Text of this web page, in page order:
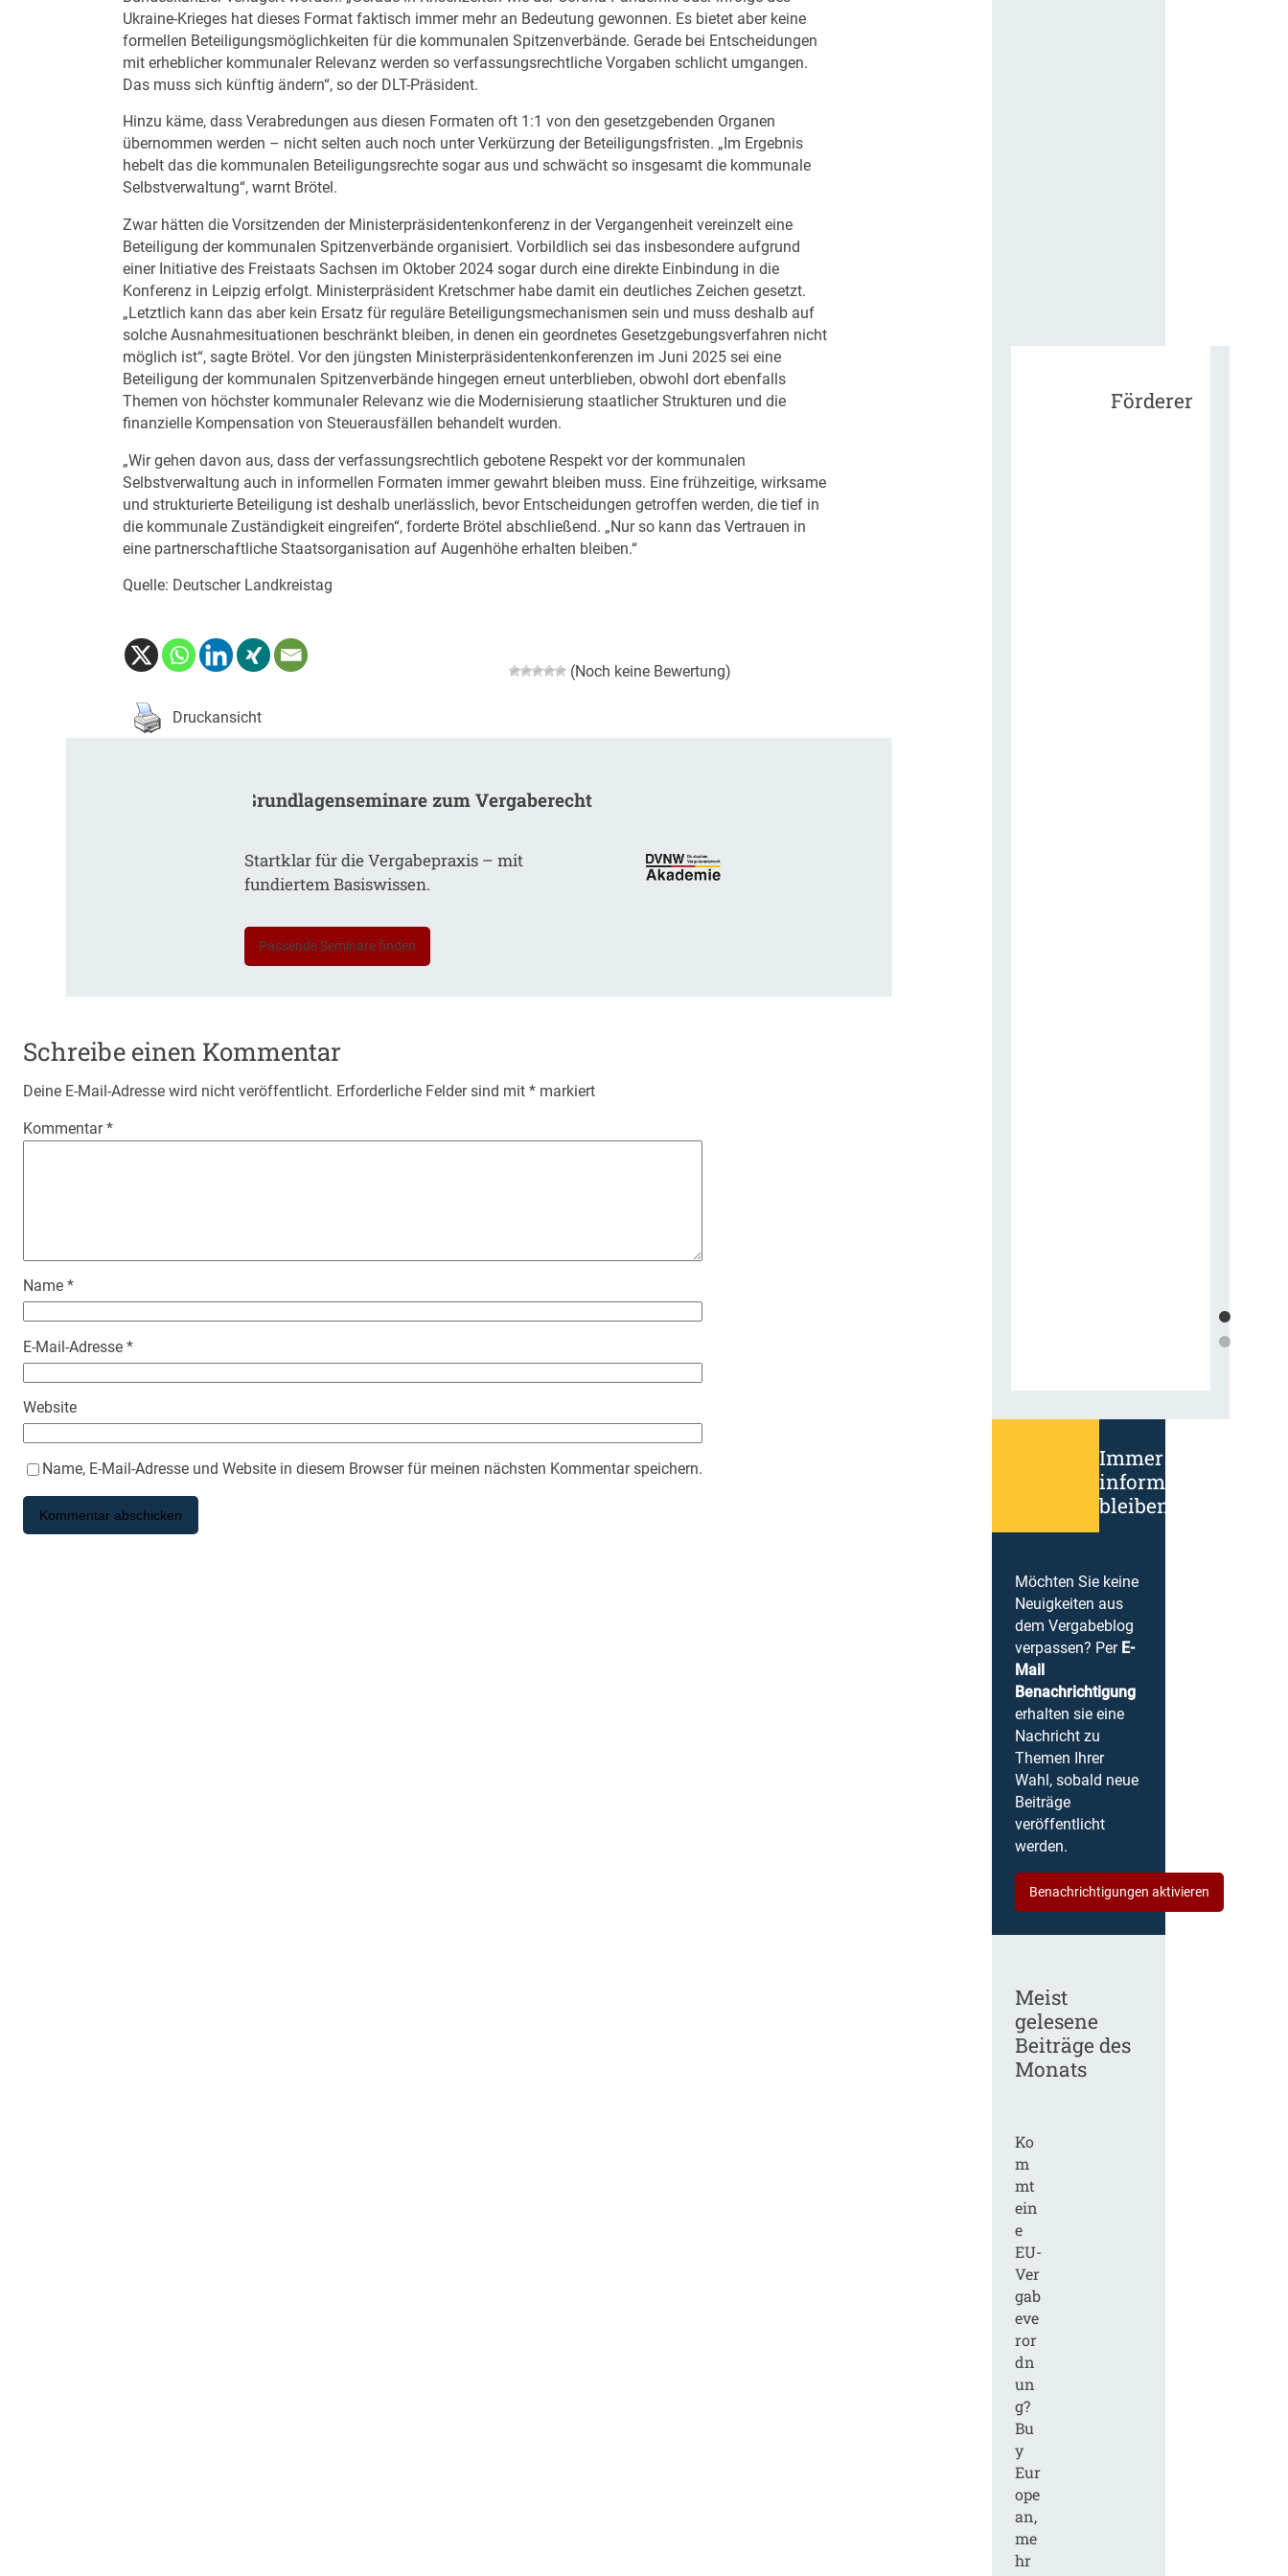
Ukraine-Krieges hat dieses Format faktisch immer mehr an Bedeutung gewonnen. Es bietet aber keine
formellen Beteiligungsmöglichkeiten für die kommunalen Spitzenverbände. Gerade bei Entscheidungen
mit erheblicher kommunaler Relevanz werden so verfassungsrechtliche Vorgaben schlicht umgangen.
Das muss sich künftig ändern“, so der DLT-Präsident.
Hinzu käme, dass Verabredungen aus diesen Formaten oft 1:1 von den gesetzgebenden Organen
übernommen werden – nicht selten auch noch unter Verkürzung der Beteiligungsfristen. „Im Ergebnis
hebelt das die kommunalen Beteiligungsrechte sogar aus und schwächt so insgesamt die kommunale
Selbstverwaltung“, warnt Brötel.
Zwar hätten die Vorsitzenden der Ministerpräsidentenkonferenz in der Vergangenheit vereinzelt eine
Beteiligung der kommunalen Spitzenverbände organisiert. Vorbildlich sei das insbesondere aufgrund
einer Initiative des Freistaats Sachsen im Oktober 2024 sogar durch eine direkte Einbindung in die
Konferenz in Leipzig erfolgt. Ministerpräsident Kretschmer habe damit ein deutliches Zeichen gesetzt.
„Letztlich kann das aber kein Ersatz für reguläre Beteiligungsmechanismen sein und muss deshalb auf
solche Ausnahmesituationen beschränkt bleiben, in denen ein geordnetes Gesetzgebungsverfahren nicht
möglich ist“, sagte Brötel. Vor den jüngsten Ministerpräsidentenkonferenzen im Juni 2025 sei eine
Beteiligung der kommunalen Spitzenverbände hingegen erneut unterblieben, obwohl dort ebenfalls
Themen von höchster kommunaler Relevanz wie die Modernisierung staatlicher Strukturen und die
finanzielle Kompensation von Steuerausfällen behandelt wurden.
„Wir gehen davon aus, dass der verfassungsrechtlich gebotene Respekt vor der kommunalen
Selbstverwaltung auch in informellen Formaten immer gewahrt bleiben muss. Eine frühzeitige, wirksame
und strukturierte Beteiligung ist deshalb unerlässlich, bevor Entscheidungen getroffen werden, die tief in
die kommunale Zuständigkeit eingreifen“, forderte Brötel abschließend. „Nur so kann das Vertrauen in
eine partnerschaftliche Staatsorganisation auf Augenhöhe erhalten bleiben.“
Quelle: Deutscher Landkreistag
(Noch keine Bewertung)
Druckansicht
Grundlagenseminare zum Vergaberecht
Startklar für die Vergabepraxis – mit
fundiertem Basiswissen.
Passende Seminare finden
Schreibe einen Kommentar
Deine E-Mail-Adresse wird nicht veröffentlicht. Erforderliche Felder sind mit * markiert
Kommentar*
Name *
E-Mail-Adresse *
Website
Name, E-Mail-Adresse und Website in diesem Browser für meinen nächsten Kommentar speichern.
Förderer
Immer
informiert
bleiben!
Möchten Sie keine
Neuigkeiten aus
dem Vergabeblog
verpassen? Per E-
Mail
Benachrichtigung
erhalten sie eine
Nachricht zu
Themen Ihrer
Wahl, sobald neue
Beiträge
veröffentlicht
werden.
Benachrichtigungen aktivieren
Meist
gelesene
Beiträge des
Monats
Ko
m
mt
ein
e
EU-
Ver
gab
eve
ror
dn
un
g?
Bu
y
Eur
ope
an,
me
hr